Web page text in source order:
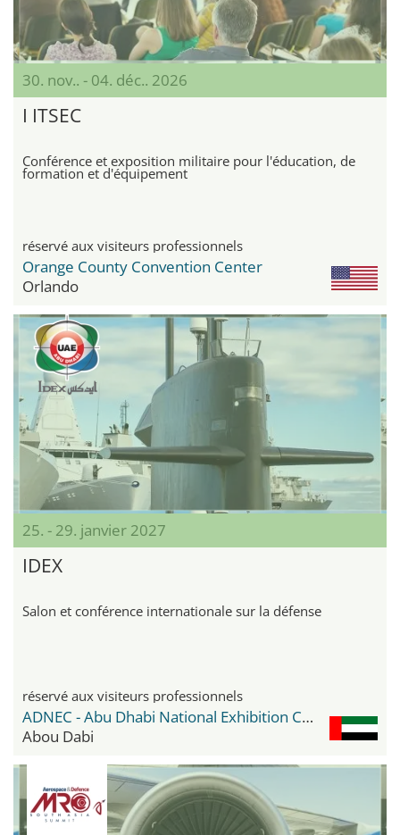
30. nov.. - 04. déc.. 2026
I ITSEC
Conférence et exposition militaire pour l'éducation, de
formation et d'équipement
réservé aux visiteurs professionnels
Orange County Convention Center
Orlando
25. - 29. janvier 2027
IDEX
Salon et conférence internationale sur la défense
réservé aux visiteurs professionnels
ADNEC - Abu Dhabi National Exhibition Center
Abou Dabi